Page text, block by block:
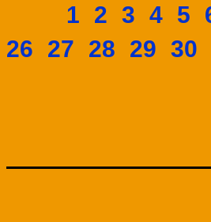
1 2 3 4 5
26 27 28 29 30